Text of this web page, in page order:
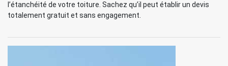
l’étanchéité de votre toiture. Sachez qu’il peut établir un devis
totalement gratuit et sans engagement.